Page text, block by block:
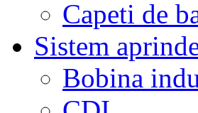
Capeti de
Sistem
Bobina